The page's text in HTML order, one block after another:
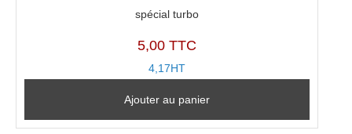
spécial turbo
5,00 TTC
4,17HT
Ajouter au panier